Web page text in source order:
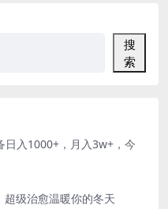
搜
索
日入1000+，月入3w+，今
级治愈温暖你的冬天